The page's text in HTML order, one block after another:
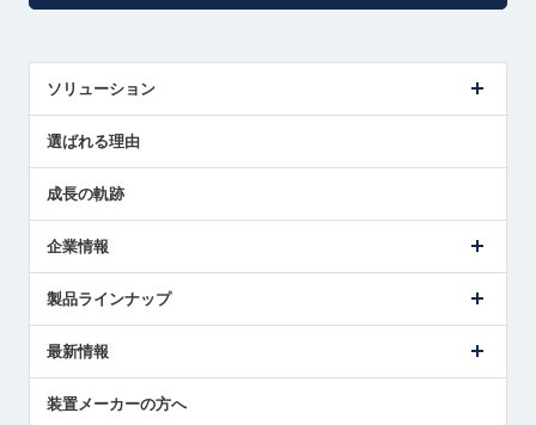
ソリューション
解決策提案
選ばれる理由
成長の軌跡
企業情報
ごあいさつ
受賞履歴
採用情報
製品ラインナップ
ツールセッタ製品
エアマイクロセンサ製品
最新情報
メトロールの技術
装置メーカーの方へ